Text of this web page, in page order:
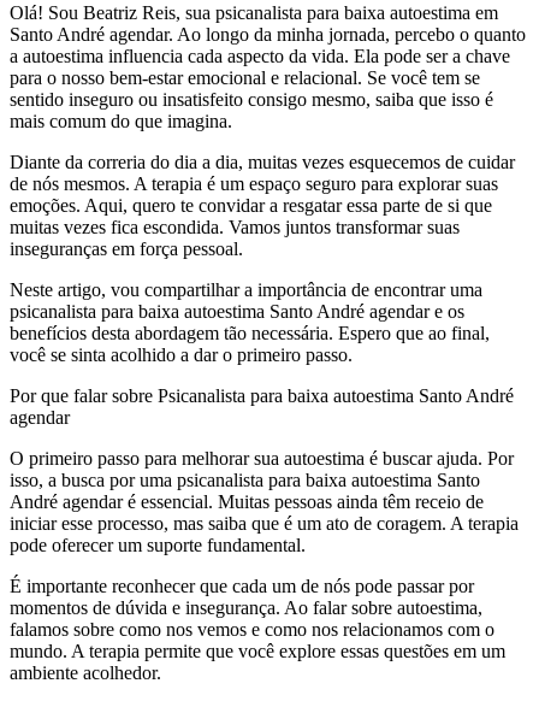
Olá! Sou Beatriz Reis, sua psicanalista para baixa autoestima em
Santo André agendar. Ao longo da minha jornada, percebo o quanto
a autoestima influencia cada aspecto da vida. Ela pode ser a chave
para o nosso bem-estar emocional e relacional. Se você tem se
sentido inseguro ou insatisfeito consigo mesmo, saiba que isso é
mais comum do que imagina.
Diante da correria do dia a dia, muitas vezes esquecemos de cuidar
de nós mesmos. A terapia é um espaço seguro para explorar suas
emoções. Aqui, quero te convidar a resgatar essa parte de si que
muitas vezes fica escondida. Vamos juntos transformar suas
inseguranças em força pessoal.
Neste artigo, vou compartilhar a importância de encontrar uma
psicanalista para baixa autoestima Santo André agendar e os
benefícios desta abordagem tão necessária. Espero que ao final,
você se sinta acolhido a dar o primeiro passo.
Por que falar sobre Psicanalista para baixa autoestima Santo André
agendar
O primeiro passo para melhorar sua autoestima é buscar ajuda. Por
isso, a busca por uma psicanalista para baixa autoestima Santo
André agendar é essencial. Muitas pessoas ainda têm receio de
iniciar esse processo, mas saiba que é um ato de coragem. A terapia
pode oferecer um suporte fundamental.
É importante reconhecer que cada um de nós pode passar por
momentos de dúvida e insegurança. Ao falar sobre autoestima,
falamos sobre como nos vemos e como nos relacionamos com o
mundo. A terapia permite que você explore essas questões em um
ambiente acolhedor.